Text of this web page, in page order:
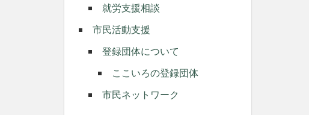
就労支援相談
市民活動支援
登録団体について
ここいろの登録団体
市民ネットワーク